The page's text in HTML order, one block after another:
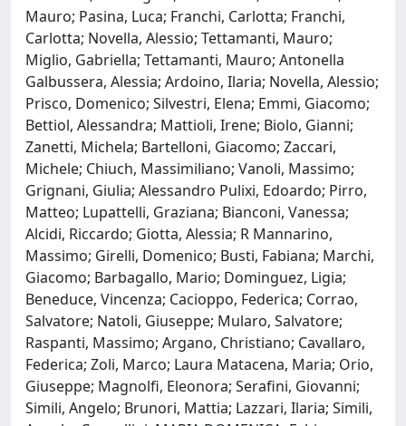
Mauro; Pasina, Luca; Franchi, Carlotta; Franchi,
Carlotta; Novella, Alessio; Tettamanti, Mauro;
Miglio, Gabriella; Tettamanti, Mauro; Antonella
Galbussera, Alessia; Ardoino, Ilaria; Novella, Alessio;
Prisco, Domenico; Silvestri, Elena; Emmi, Giacomo;
Bettiol, Alessandra; Mattioli, Irene; Biolo, Gianni;
Zanetti, Michela; Bartelloni, Giacomo; Zaccari,
Michele; Chiuch, Massimiliano; Vanoli, Massimo;
Grignani, Giulia; Alessandro Pulixi, Edoardo; Pirro,
Matteo; Lupattelli, Graziana; Bianconi, Vanessa;
Alcidi, Riccardo; Giotta, Alessia; R Mannarino,
Massimo; Girelli, Domenico; Busti, Fabiana; Marchi,
Giacomo; Barbagallo, Mario; Dominguez, Ligia;
Beneduce, Vincenza; Cacioppo, Federica; Corrao,
Salvatore; Natoli, Giuseppe; Mularo, Salvatore;
Raspanti, Massimo; Argano, Christiano; Cavallaro,
Federica; Zoli, Marco; Laura Matacena, Maria; Orio,
Giuseppe; Magnolfi, Eleonora; Serafini, Giovanni;
Simili, Angelo; Brunori, Mattia; Lazzari, Ilaria; Simili,